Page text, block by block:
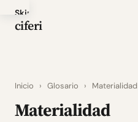
Skip
to
ciferi
Inicio › Glosario › Materialidad
Materialidad